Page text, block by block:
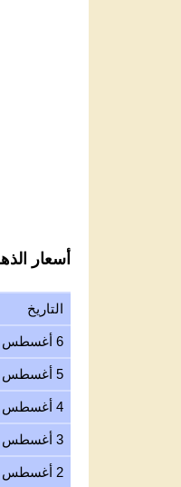
التاريخ
6 أغسطس 2026
5 أغسطس 2026
4 أغسطس 2026
3 أغسطس 2026
2 أغسطس 2026
1 أغسطس 2026